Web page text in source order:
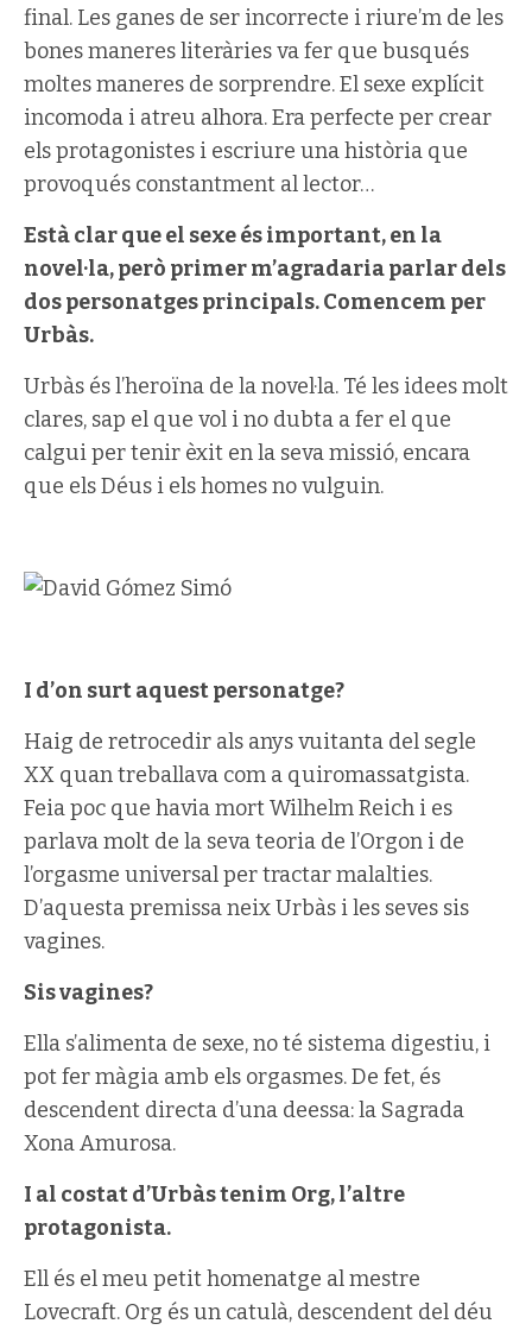
final. Les ganes de ser incorrecte i riure’m de les
bones maneres literàries va fer que busqués
moltes maneres de sorprendre. El sexe explícit
incomoda i atreu alhora. Era perfecte per crear
els protagonistes i escriure una història que
provoqués constantment al lector…
Està clar que el sexe és important, en la
novel·la, però primer m’agradaria parlar dels
dos personatges principals. Comencem per
Urbàs.
Urbàs és l’heroïna de la novel·la. Té les idees molt
clares, sap el que vol i no dubta a fer el que
calgui per tenir èxit en la seva missió, encara
que els Déus i els homes no vulguin.
I d’on surt aquest personatge?
Haig de retrocedir als anys vuitanta del segle
XX quan treballava com a quiromassatgista.
Feia poc que havia mort Wilhelm Reich i es
parlava molt de la seva teoria de l’Orgon i de
l’orgasme universal per tractar malalties.
D’aquesta premissa neix Urbàs i les seves sis
vagines.
Sis vagines?
Ella s’alimenta de sexe, no té sistema digestiu, i
pot fer màgia amb els orgasmes. De fet, és
descendent directa d’una deessa: la Sagrada
Xona Amurosa.
I al costat d’Urbàs tenim Org, l’altre
protagonista.
Ell és el meu petit homenatge al mestre
Lovecraft. Org és un catulà, descendent del déu